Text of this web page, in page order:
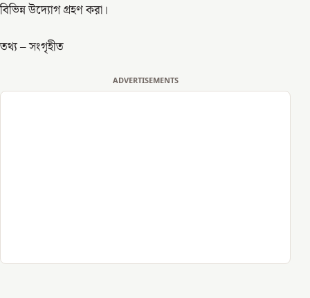
বিভিন্ন উদ্যোগ গ্রহণ করা।
তথ্য – সংগৃহীত
ADVERTISEMENTS